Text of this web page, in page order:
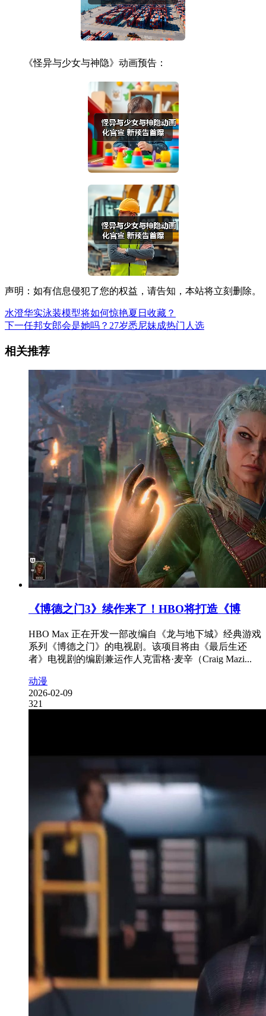
《怪异与少女与神隐》动画预告：
声明：如有信息侵犯了您的权益，请告知，本站将立刻删除。
水澄华实泳装模型将如何惊艳夏日收藏？
下一任邦女郎会是她吗？27岁悉尼妹成热门人选
相关推荐
《博德之门3》续作来了！HBO将打造《博
HBO Max 正在开发一部改编自《龙与地下城》经典游戏
系列《博德之门》的电视剧。该项目将由《最后生还
者》电视剧的编剧兼运作人克雷格·麦辛（Craig Mazi...
动漫
2026-02-09
321